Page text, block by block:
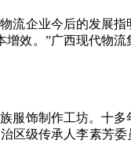
企业今后的发展指
效。”广西现代物
饰制作工坊。十多
区级传承人李素芳